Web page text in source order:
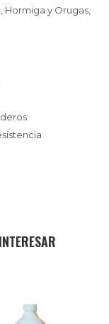
Hormiga y Orugas,